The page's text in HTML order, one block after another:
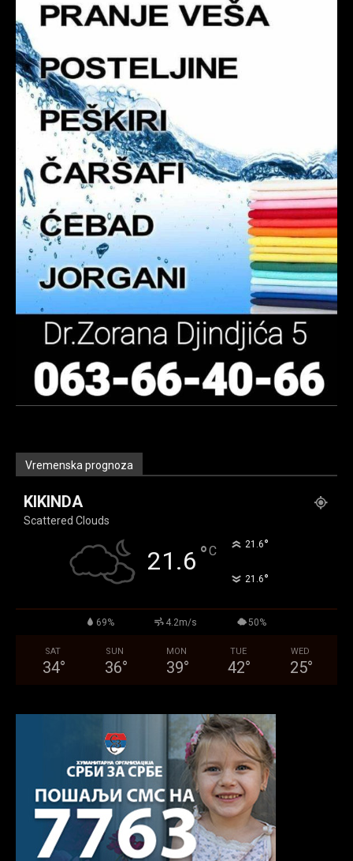
Vremenska prognoza
KIKINDA
Scattered Clouds
21.6 °C 21.6°
21.6°
69% 4.2m/s 50%
SAT
34°
SUN
36°
MON
39°
TUE
42°
WED
25°